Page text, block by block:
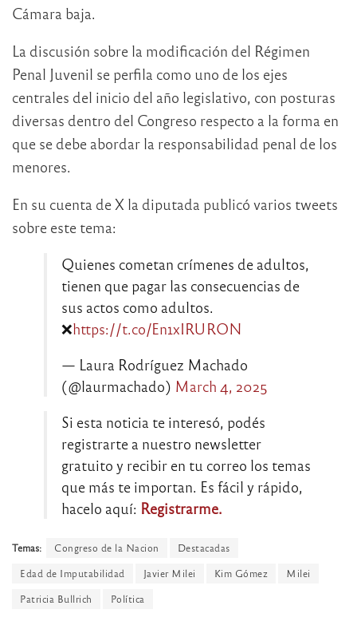
Cámara baja.
La discusión sobre la modificación del Régimen
Penal Juvenil se perfila como uno de los ejes
centrales del inicio del año legislativo, con posturas
diversas dentro del Congreso respecto a la forma en
que se debe abordar la responsabilidad penal de los
menores.
En su cuenta de X la diputada publicó varios tweets
sobre este tema:
Quienes cometan crímenes de adultos,
tienen que pagar las consecuencias de
sus actos como adultos.
❌https://t.co/En1xIRURON
— Laura Rodríguez Machado
(@laurmachado) March 4, 2025
Si esta noticia te interesó, podés
registrarte a nuestro newsletter
gratuito y recibir en tu correo los temas
que más te importan. Es fácil y rápido,
hacelo aquí: Registrarme.
Temas: Congreso de la Nacion
Destacadas
Edad de Imputabilidad
Javier Milei Kim Gómez
Milei
Patricia Bullrich
Política